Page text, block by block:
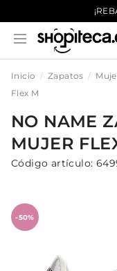
Inicio Zapatos
Flex M
NO NAME
MUJER
Código artículo:
-50%